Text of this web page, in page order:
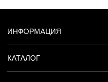
ИНФОРМАЦИЯ
КАТАЛОГ